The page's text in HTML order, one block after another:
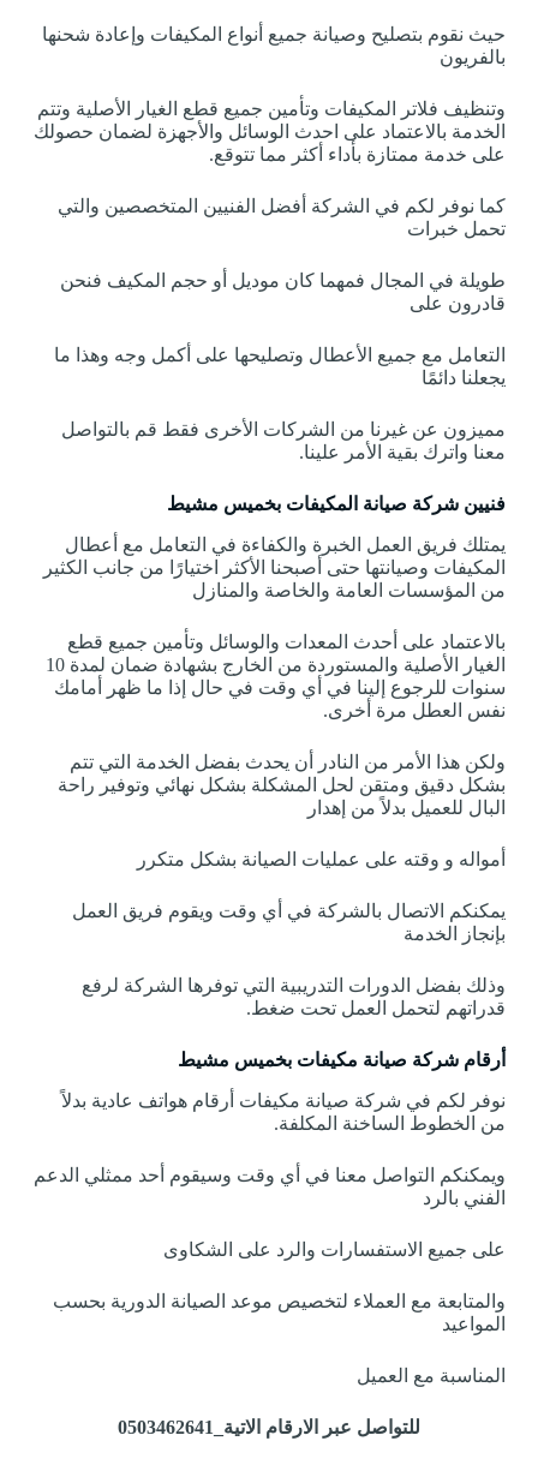
حيث نقوم بتصليح وصيانة جميع أنواع المكيفات وإعادة شحنها
بالفريون
وتنظيف فلاتر المكيفات وتأمين جميع قطع الغيار الأصلية وتتم
الخدمة بالاعتماد على احدث الوسائل والأجهزة لضمان حصولك
على خدمة ممتازة بأداء أكثر مما تتوقع.
كما نوفر لكم في الشركة أفضل الفنيين المتخصصين والتي
تحمل خبرات
طويلة في المجال فمهما كان موديل أو حجم المكيف فنحن
قادرون على
التعامل مع جميع الأعطال وتصليحها على أكمل وجه وهذا ما
يجعلنا دائمًا
مميزون عن غيرنا من الشركات الأخرى فقط قم بالتواصل
معنا واترك بقية الأمر علينا.
فنيين شركة صيانة المكيفات بخميس مشيط
يمتلك فريق العمل الخبرة والكفاءة في التعامل مع أعطال
المكيفات وصيانتها حتى أصبحنا الأكثر اختيارًا من جانب الكثير
من المؤسسات العامة والخاصة والمنازل
بالاعتماد على أحدث المعدات والوسائل وتأمين جميع قطع
الغيار الأصلية والمستوردة من الخارج بشهادة ضمان لمدة 10
سنوات للرجوع إلينا في أي وقت في حال إذا ما ظهر أمامك
نفس العطل مرة أخرى.
ولكن هذا الأمر من النادر أن يحدث بفضل الخدمة التي تتم
بشكل دقيق ومتقن لحل المشكلة بشكل نهائي وتوفير راحة
البال للعميل بدلاً من إهدار
أمواله و وقته على عمليات الصيانة بشكل متكرر
يمكنكم الاتصال بالشركة في أي وقت ويقوم فريق العمل
بإنجاز الخدمة
وذلك بفضل الدورات التدريبية التي توفرها الشركة لرفع
قدراتهم لتحمل العمل تحت ضغط.
أرقام شركة صيانة مكيفات بخميس مشيط
نوفر لكم في شركة صيانة مكيفات أرقام هواتف عادية بدلاً
من الخطوط الساخنة المكلفة.
ويمكنكم التواصل معنا في أي وقت وسيقوم أحد ممثلي الدعم
الفني بالرد
على جميع الاستفسارات والرد على الشكاوى
والمتابعة مع العملاء لتخصيص موعد الصيانة الدورية بحسب
المواعيد
المناسبة مع العميل
للتواصل عبر الارقام الاتية_0503462641